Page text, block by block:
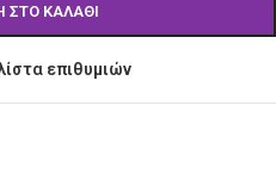
ΚΑΛΆΘΙ
επιθυμιών